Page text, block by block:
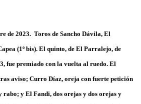
de 2023. Toros de Sancho Dávila, El
(1º bis). El quinto, de El Parralejo, de
fue premiado con la vuelta al ruedo. El
aviso; Curro Díaz, oreja con fuerte petición
rabo; y El Fandi, dos orejas y dos orejas y